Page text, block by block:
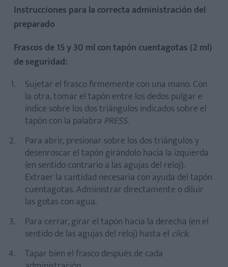
Instrucciones para la correcta administración del
preparado
Frascos de 15 y 30 ml con tapón cuentagotas (2 ml)
de seguridad:
Sujetar el frasco firmemente con una mano. Con
la otra, tomar el tapón entre los dedos pulgar e
índice sobre los dos triángulos indicados sobre el
tapón con la palabra PRESS.
Para abrir, presionar sobre los dos triángulos y
desenroscar el tapón girándolo hacia la izquierda
(en sentido contrario a las agujas del reloj).
Extraer la cantidad necesaria con ayuda del tapón
cuentagotas. Administrar directamente o diluir
las gotas con agua.
Para cerrar, girar el tapón hacia la derecha (en el
sentido de las agujas del reloj) hasta el click.
Tapar bien el frasco después de cada